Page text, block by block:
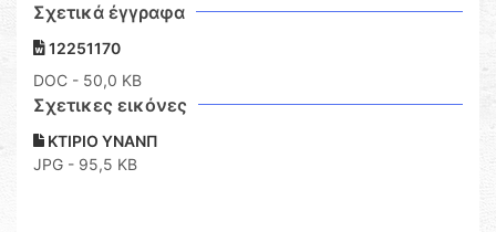
Σχετικά έγγραφα
12251170
DOC - 50,0 KB
Σχετικες εικόνες
ΚΤΙΡΙΟ ΥΝΑΝΠ
JPG - 95,5 KB